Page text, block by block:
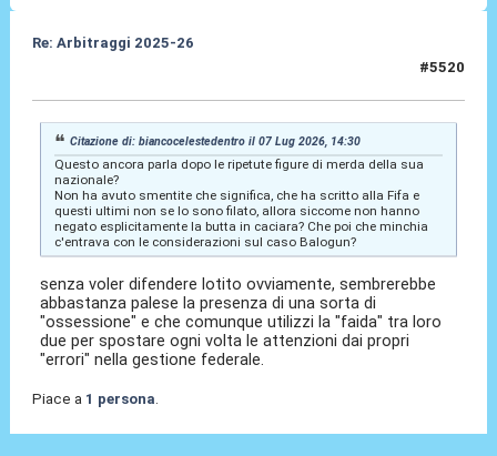
Re: Arbitraggi 2025-26
#5520
Citazione di: biancocelestedentro il 07 Lug 2026, 14:30
Questo ancora parla dopo le ripetute figure di merda della sua
nazionale?
Non ha avuto smentite che significa, che ha scritto alla Fifa e
questi ultimi non se lo sono filato, allora siccome non hanno
negato esplicitamente la butta in caciara? Che poi che minchia
c'entrava con le considerazioni sul caso Balogun?
senza voler difendere lotito ovviamente, sembrerebbe
abbastanza palese la presenza di una sorta di
"ossessione" e che comunque utilizzi la "faida" tra loro
due per spostare ogni volta le attenzioni dai propri
"errori" nella gestione federale.
Piace a 1 persona